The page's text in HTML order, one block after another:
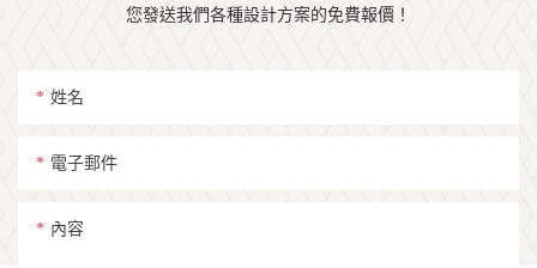
您發送我們各種設計方案的免費報價！
姓名
電子郵件
內容